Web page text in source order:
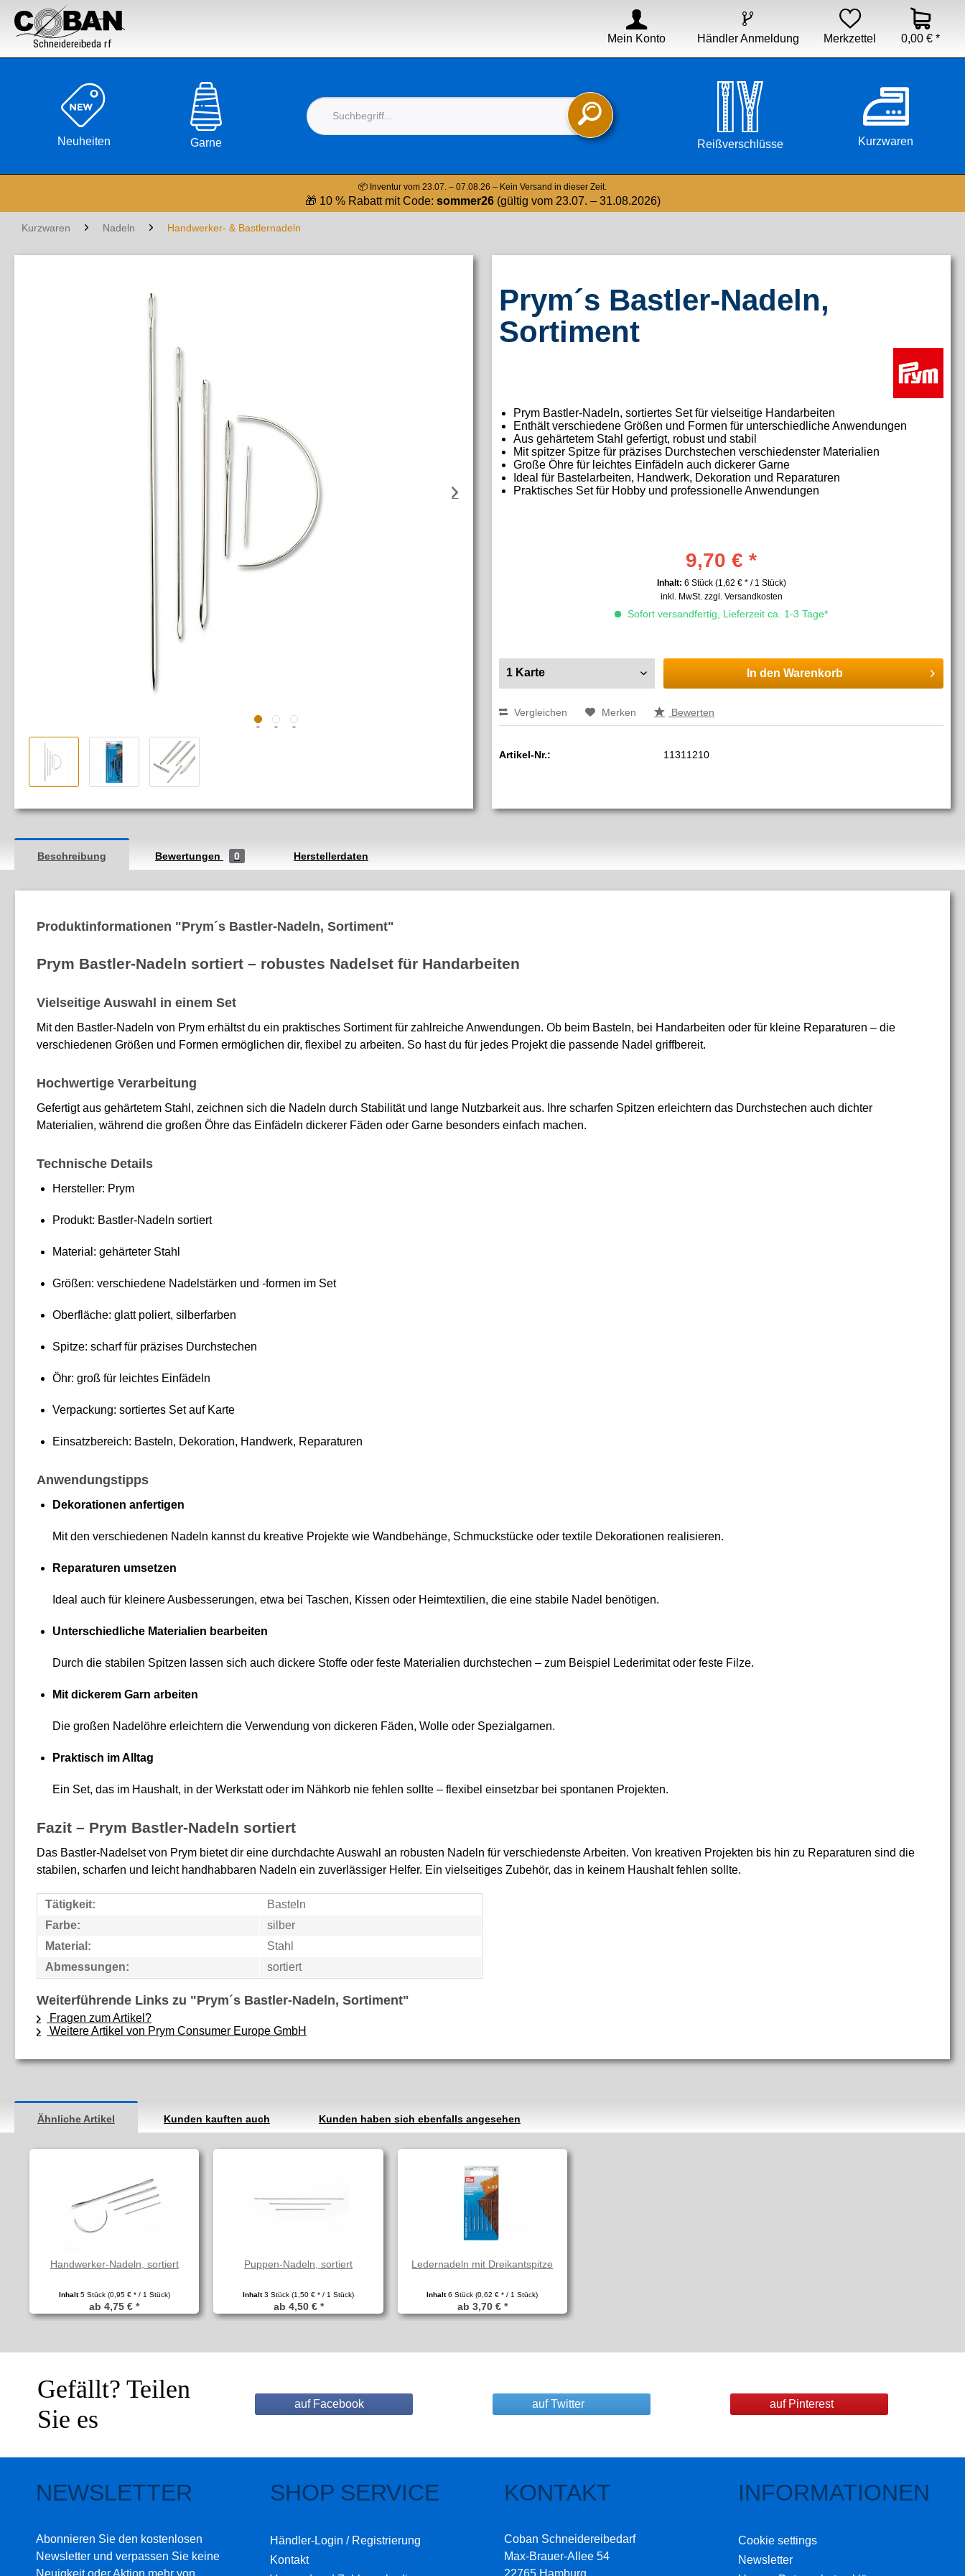
Mein Konto Händler Anmeldung

Merkzettel

0,00 € *

Neuheiten Garne

Reißverschlüsse Kurzwaren
📦 Inventur vom 23.07. – 07.08.26 – Kein Versand in dieser Zeit.
🎁 10 % Rabatt mit Code: sommer26(gültig vom 23.07. – 31.08.2026)
Kurzwaren Nadeln Handwerker- & Bastlernadeln
Prym´s Bastler-Nadeln,
Sortiment
Prym Bastler-Nadeln, sortiertes Set für vielseitige Handarbeiten
Enthält verschiedene Größen und Formen für unterschiedliche Anwendungen
Aus gehärtetem Stahl gefertigt, robust und stabil
Mit spitzer Spitze für präzises Durchstechen verschiedenster Materialien
Große Öhre für leichtes Einfädeln auch dickerer Garne
Ideal für Bastelarbeiten, Handwerk, Dekoration und Reparaturen
Praktisches Set für Hobby und professionelle Anwendungen
9,70 € *
Inhalt: 6 Stück (1,62 € * / 1 Stück)
inkl. MwSt. zzgl. Versandkosten
Sofort versandfertig, Lieferzeit ca. 1-3 Tage*
In den Warenkorb
Vergleichen Merken Bewerten
Artikel-Nr.: 11311210
Beschreibung Bewertungen 0 Herstellerdaten
Produktinformationen "Prym´s Bastler-Nadeln, Sortiment"
Prym Bastler-Nadeln sortiert – robustes Nadelset für Handarbeiten
Vielseitige Auswahl in einem Set
Mit den Bastler-Nadeln von Prym erhältst du ein praktisches Sortiment für zahlreiche Anwendungen. Ob beim Basteln, bei Handarbeiten oder für kleine Reparaturen – die
verschiedenen Größen und Formen ermöglichen dir, flexibel zu arbeiten. So hast du für jedes Projekt die passende Nadel griffbereit.
Hochwertige Verarbeitung
Gefertigt aus gehärtetem Stahl, zeichnen sich die Nadeln durch Stabilität und lange Nutzbarkeit aus. Ihre scharfen Spitzen erleichtern das Durchstechen auch dichter
Materialien, während die großen Öhre das Einfädeln dickerer Fäden oder Garne besonders einfach machen.
Technische Details
Hersteller: Prym
Produkt: Bastler-Nadeln sortiert
Material: gehärteter Stahl
Größen: verschiedene Nadelstärken und -formen im Set
Oberfläche: glatt poliert, silberfarben
Spitze: scharf für präzises Durchstechen
Öhr: groß für leichtes Einfädeln
Verpackung: sortiertes Set auf Karte
Einsatzbereich: Basteln, Dekoration, Handwerk, Reparaturen
Anwendungstipps
Dekorationen anfertigen
Mit den verschiedenen Nadeln kannst du kreative Projekte wie Wandbehänge, Schmuckstücke oder textile Dekorationen realisieren.
Reparaturen umsetzen
Ideal auch für kleinere Ausbesserungen, etwa bei Taschen, Kissen oder Heimtextilien, die eine stabile Nadel benötigen.
Unterschiedliche Materialien bearbeiten
Durch die stabilen Spitzen lassen sich auch dickere Stoffe oder feste Materialien durchstechen – zum Beispiel Lederimitat oder feste Filze.
Mit dickerem Garn arbeiten
Die großen Nadelöhre erleichtern die Verwendung von dickeren Fäden, Wolle oder Spezialgarnen.
Praktisch im Alltag
Ein Set, das im Haushalt, in der Werkstatt oder im Nähkorb nie fehlen sollte – flexibel einsetzbar bei spontanen Projekten.
Fazit – Prym Bastler-Nadeln sortiert
Das Bastler-Nadelset von Prym bietet dir eine durchdachte Auswahl an robusten Nadeln für verschiedenste Arbeiten. Von kreativen Projekten bis hin zu Reparaturen sind die
stabilen, scharfen und leicht handhabbaren Nadeln ein zuverlässiger Helfer. Ein vielseitiges Zubehör, das in keinem Haushalt fehlen sollte.
Tätigkeit:
Basteln
Farbe:
silber
Material:
Stahl
Abmessungen:
sortiert
Weiterführende Links zu "Prym´s Bastler-Nadeln, Sortiment"
Fragen zum Artikel?
Weitere Artikel von Prym Consumer Europe GmbH
Ähnliche Artikel Kunden kauften auch Kunden haben sich ebenfalls angesehen
Handwerker-Nadeln, sortiert
Inhalt5 Stück (0,95 € * / 1 Stück)
ab 4,75 € *
Puppen-Nadeln, sortiert
Inhalt3 Stück(1,50 € * / 1 Stück)
ab 4,50 € *
Ledernadeln mit Dreikantspitze
Inhalt6 Stück(0,62 € * / 1 Stück)
ab 3,70 € *
Gefällt? Teilen
Sie es
auf Facebook auf Twitter auf Pinterest
NEWSLETTER
Abonnieren Sie den kostenlosen
Newsletter und verpassen Sie keine
Neuigkeit oder Aktion mehr von
SHOP SERVICE
Händler-Login / Registrierung
Kontakt
KONTAKT
Coban Schneidereibedarf
Max-Brauer-Allee 54
22765 Hamburg
INFORMATIONEN
Cookie settings
Newsletter